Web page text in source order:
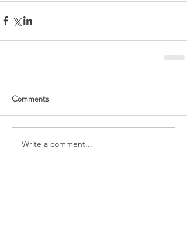
Comments
Write a comment...